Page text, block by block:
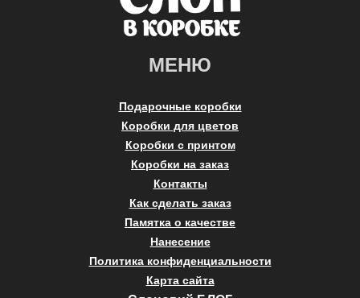
МЕНЮ
Подарочные коробки
Коробки для цветов
Коробки с принтом
Коробки на заказ
Контакты
Как сделать заказ
Памятка о качестве
Нанесение
Политика конфиденциальности
Карта сайта